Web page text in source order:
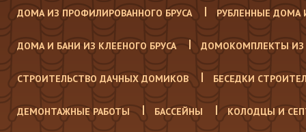
ДОМА ИЗ ПРОФИЛИРОВАННОГО БРУСА РУБЛЕННЫЕ ДОМА
ДОМА И БАНИ ИЗ КЛЕЕНОГО БРУСА ДОМОКОМПЛЕКТЫ ИЗ
СТРОИТЕЛЬСТВО ДАЧНЫХ ДОМИКОВ БЕСЕДКИ
ДЕМОНТАЖНЫЕ РАБОТЫ БАССЕЙНЫ КОЛОДЦЫ И